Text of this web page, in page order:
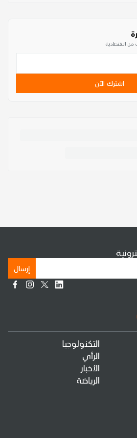
من الاقتصادية
اشترك الآن
التكنولوجيا
الرأي
الأخبار
الرياضة
إرسال